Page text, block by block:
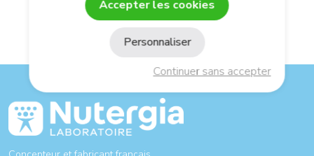
Accepter les cookies
Continuer sans accepter
Personnaliser